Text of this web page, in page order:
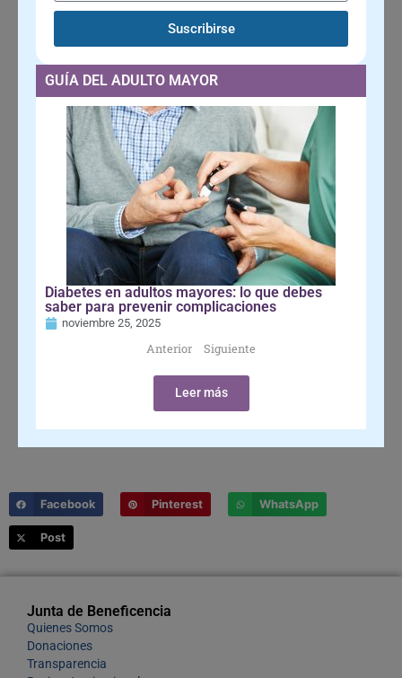
Suscribirse
GUÍA DEL ADULTO MAYOR
Diabetes en adultos mayores: lo que debes
saber para prevenir complicaciones
noviembre 25, 2025
Anterior Siguiente
Leer más
Facebook Pinterest WhatsApp
Post
Junta de Beneficencia
Quienes Somos
Donaciones
Transparencia